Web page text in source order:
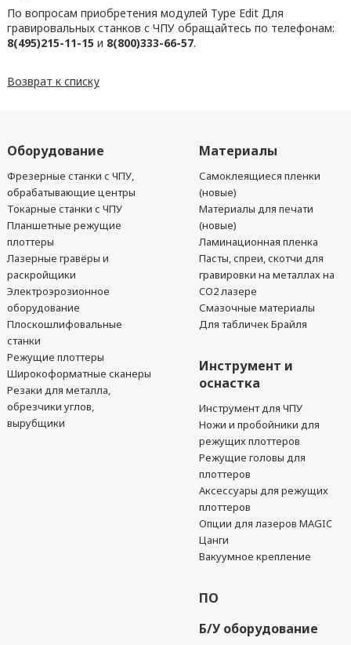
По вопросам приобретения модулей Type Edit Для
гравировальных станков с ЧПУ обращайтесь по телефонам:
8(495)215-11-15и 8(800)333-66-57.
Возврат к списку
Оборудование
Фрезерные станки с ЧПУ,
обрабатывающие центры
Токарные станки с ЧПУ
Планшетные режущие
плоттеры
Лазерные гравёры и
раскройщики
Электроэрозионное
оборудование
Плоскошлифовальные
станки
Режущие плоттеры
Широкоформатные сканеры
Резаки для металла,
обрезчики углов,
вырубщики
Материалы
Самоклеящиеся пленки
(новые)
Материалы для печати
(новые)
Ламинационная пленка
Пасты, спреи, скотчи для
гравировки на металлах на
CO2 лазере
Смазочные материалы
Для табличек Брайля
Инструмент и
оснастка
Инструмент для ЧПУ
Ножи и пробойники для
режущих плоттеров
Режущие головы для
плоттеров
Аксессуары для режущих
плоттеров
Опции для лазеров MAGIC
Цанги
Вакуумное крепление
ПО
Б/У оборудование